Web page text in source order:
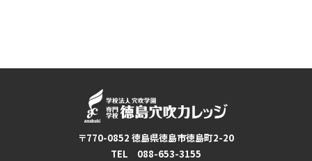
〒770-0852 徳島県徳島市徳島町2-20
TEL 088-653-3155